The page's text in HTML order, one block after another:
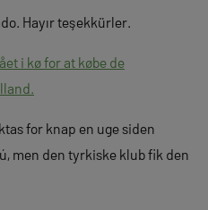
Hayır teşekkürler.
i kø for at købe de
for knap en uge siden
men den tyrkiske klub fik den